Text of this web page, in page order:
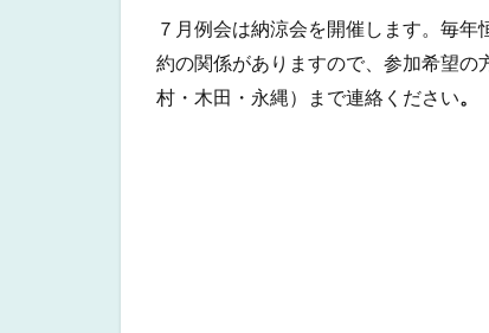
７月例会は納涼会を開催します。毎
約の関係がありますので、参加希望の
村・木田・永縄）まで連絡ください 。